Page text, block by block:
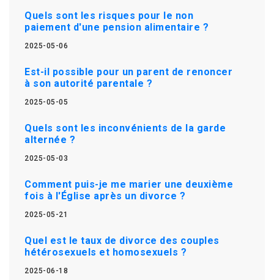
Quels sont les risques pour le non
paiement d'une pension alimentaire ?
2025-05-06
Est-il possible pour un parent de renoncer
à son autorité parentale ?
2025-05-05
Quels sont les inconvénients de la garde
alternée ?
2025-05-03
Comment puis-je me marier une deuxième
fois à l'Église après un divorce ?
2025-05-21
Quel est le taux de divorce des couples
hétérosexuels et homosexuels ?
2025-06-18